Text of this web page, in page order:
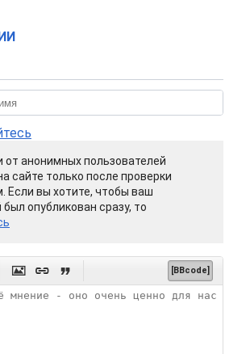
от анонимных пользователей
сайте только после проверки
Если вы хотите, чтобы ваш
опубликован сразу, то
   [BBcode]